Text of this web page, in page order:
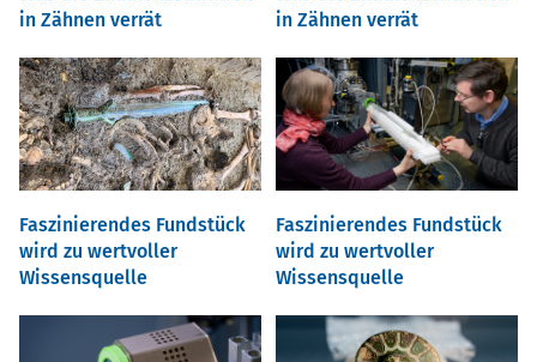
in Zähnen verrät
in Zähnen verrät
Faszinierendes Fundstück
wird zu wertvoller
Wissensquelle
Faszinierendes Fundstück
wird zu wertvoller
Wissensquelle